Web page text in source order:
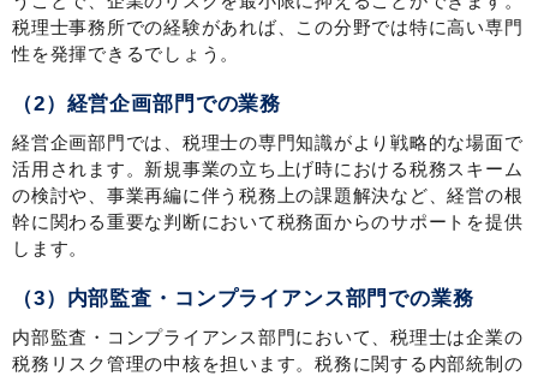
税理士事務所での経験があれば、この分野では特に高い専門
性を発揮できるでしょう。
（2）経営企画部門での業務
経営企画部門では、税理士の専門知識がより戦略的な場面で
活用されます。新規事業の立ち上げ時における税務スキーム
の検討や、事業再編に伴う税務上の課題解決など、経営の根
幹に関わる重要な判断において税務面からのサポートを提供
します。
（3）内部監査・コンプライアンス部門での業務
内部監査・コンプライアンス部門において、税理士は企業の
税務リスク管理の中核を担います。税務に関する内部統制の